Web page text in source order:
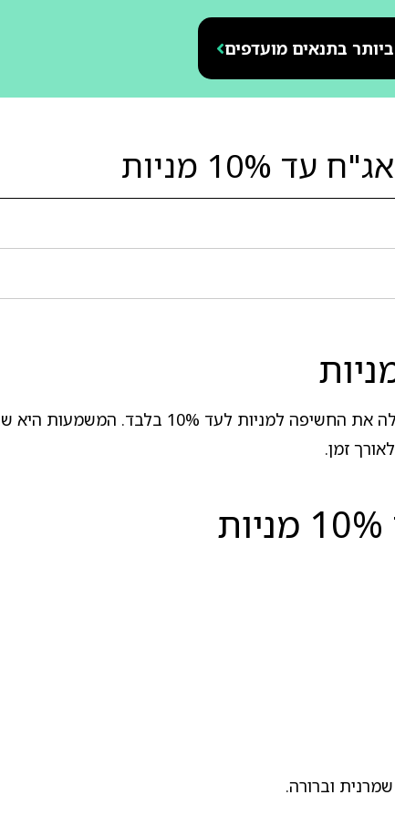
בתנאים מועדפים
מניות
זהו מסלול השקעה בקופת גמל (תגמולים ואישית לפיצויים) שבו מדיניות
זמן.
וברורה.